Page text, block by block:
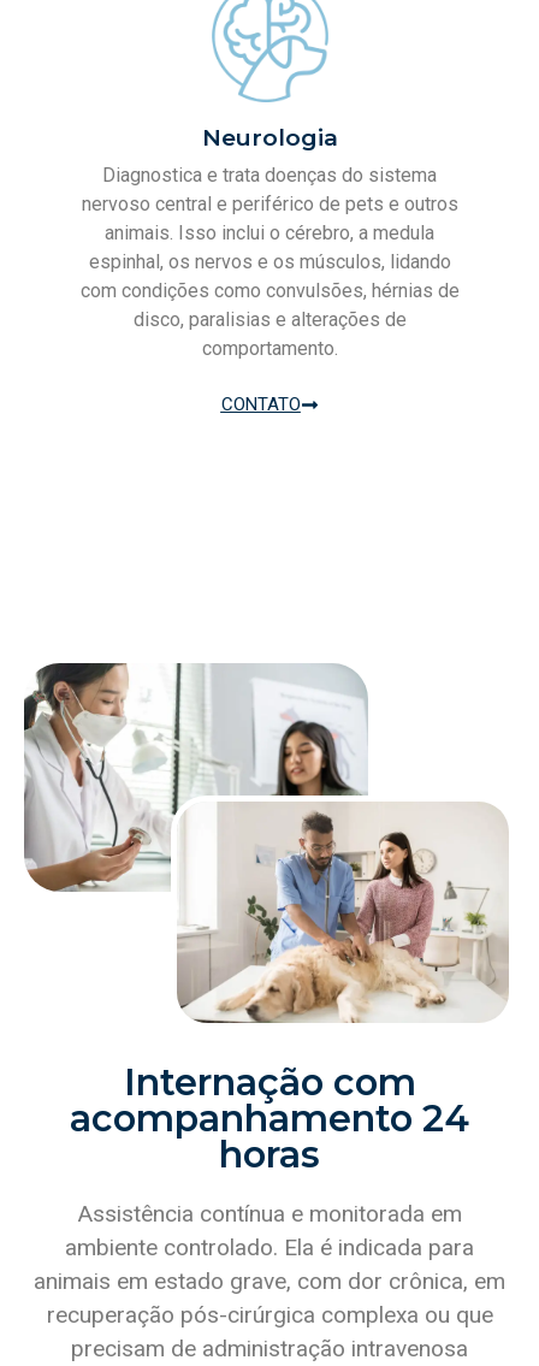
Neurologia
Diagnostica e trata doenças do sistema
nervoso central e periférico de pets e outros
animais. Isso inclui o cérebro, a medula
espinhal, os nervos e os músculos, lidando
com condições como convulsões, hérnias de
disco, paralisias e alterações de
comportamento.
CONTATO
Internação com
acompanhamento 24
horas
Assistência contínua e monitorada em
ambiente controlado. Ela é indicada para
animais em estado grave, com dor crônica, em
recuperação pós-cirúrgica complexa ou que
precisam de administração intravenosa